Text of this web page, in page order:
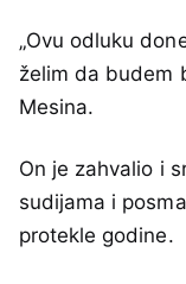
„Ovu odluku
želim da budem
Mesina.
On je zahvalio i
sudijama i
protekle godine.